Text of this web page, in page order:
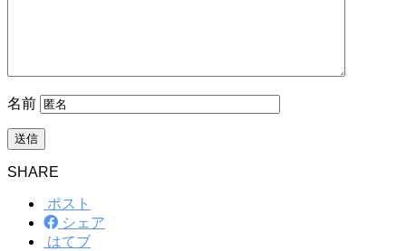
名前
SHARE
ポスト
シェア
はてブ